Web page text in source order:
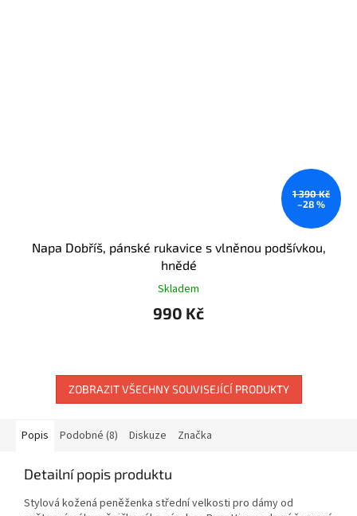
1 390 Kč
–28 %
Napa Dobříš, pánské rukavice s vlněnou podšívkou,
hnědé
Skladem
990 Kč
ZOBRAZIT VŠECHNY SOUVISEJÍCÍ PRODUKTY
Popis Podobné (8) Diskuze Značka
Detailní popis produktu
Stylová kožená peněženka střední velkosti pro dámy od